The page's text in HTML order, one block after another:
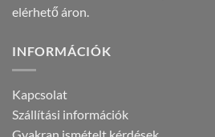
elérhető áron.
INFORMÁCIÓK
Kapcsolat
Szállítási információk